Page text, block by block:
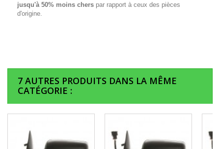
jusqu'à 50% moins chers par rapport à ceux des pièces
d'origine.
7 AUTRES PRODUITS DANS LA MÊME
CATÉGORIE :